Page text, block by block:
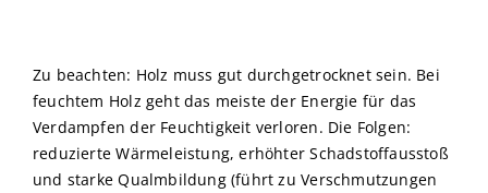
Zu beachten: Holz muss gut durchgetrocknet sein. Bei
feuchtem Holz geht das meiste der Energie für das
Verdampfen der Feuchtigkeit verloren. Die Folgen:
reduzierte Wärmeleistung, erhöhter Schadstoffausstoß
und starke Qualmbildung (führt zu Verschmutzungen